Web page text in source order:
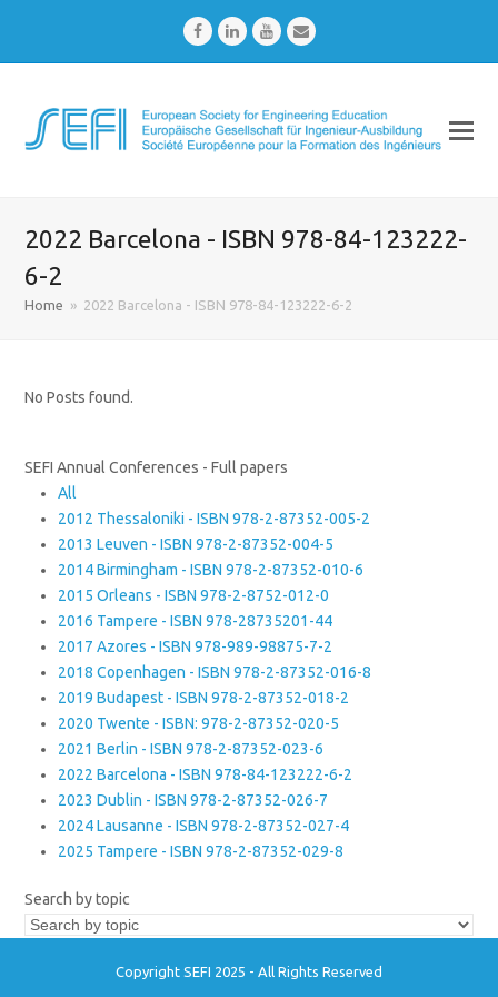
FacebookLinkedInYoutubeEmail
2022 Barcelona - ISBN 978-84-123222-
6-2
Home » 2022 Barcelona - ISBN 978-84-123222-6-2
No Posts found.
SEFI Annual Conferences - Full papers
All
2012 Thessaloniki - ISBN 978-2-87352-005-2
2013 Leuven - ISBN 978-2-87352-004-5
2014 Birmingham - ISBN 978-2-87352-010-6
2015 Orleans - ISBN 978-2-8752-012-0
2016 Tampere - ISBN 978-28735201-44
2017 Azores - ISBN 978-989-98875-7-2
2018 Copenhagen - ISBN 978-2-87352-016-8
2019 Budapest - ISBN 978-2-87352-018-2
2020 Twente - ISBN: 978-2-87352-020-5
2021 Berlin - ISBN 978-2-87352-023-6
2022 Barcelona - ISBN 978-84-123222-6-2
2023 Dublin - ISBN 978-2-87352-026-7
2024 Lausanne - ISBN 978-2-87352-027-4
2025 Tampere - ISBN 978-2-87352-029-8
Search by topic
Copyright SEFI 2025 - All Rights Reserved